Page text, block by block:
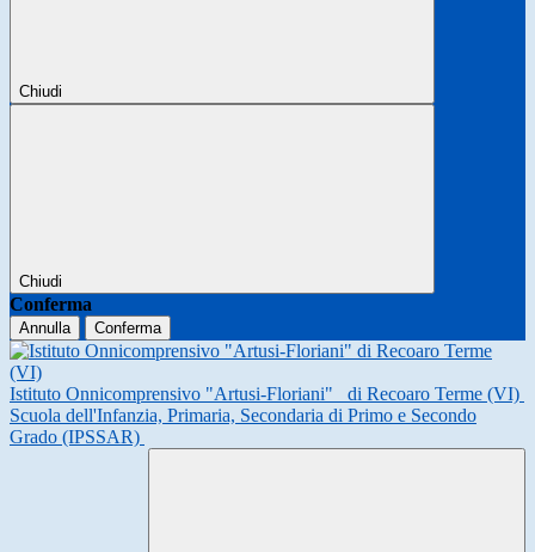
Chiudi
Chiudi
Conferma
Annulla Conferma
Istituto Onnicomprensivo "Artusi-Floriani"
di Recoaro Terme (VI)
Scuola dell'Infanzia, Primaria, Secondaria di Primo e Secondo
Grado (IPSSAR)